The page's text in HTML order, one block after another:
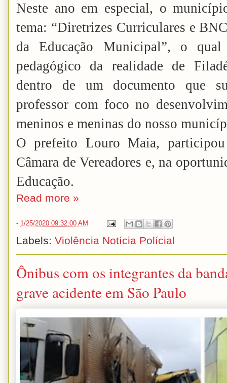
Neste ano em especial, o
tema: “Diretrizes Curriculares e
da Educação Municipal”, o
pedagógico da realidade de
dentro de um documento que
professor com foco no
meninos e meninas do nosso
O prefeito Louro Maia,
Câmara de Vereadores e, na
Educação.
Read more »
- 1/25/2020 09:32:00 AM
Labels: Violência Notícia Polícial
Ônibus com os integrantes da
grave acidente em São Paulo